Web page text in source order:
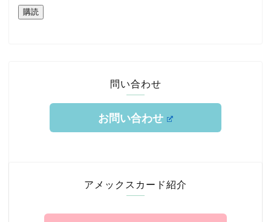
購読
問い合わせ
お問い合わせ
アメックスカード紹介